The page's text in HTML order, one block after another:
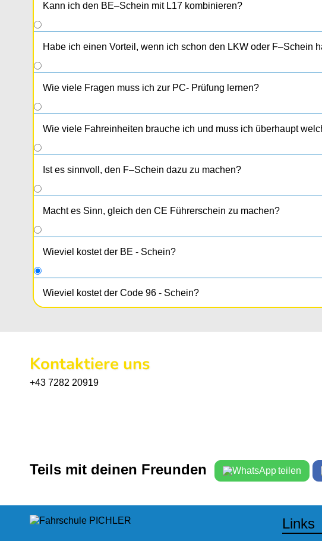
Kann ich den BE–Schein mit L17 kombinieren?
Habe ich einen Vorteil, wenn ich schon den LKW oder F–Schein
Wie viele Fragen muss ich zur PC- Prüfung lernen?
Wie viele Fahreinheiten brauche ich und muss ich überhaupt
Ist es sinnvoll, den F–Schein dazu zu machen?
Macht es Sinn, gleich den CE Führerschein zu machen?
Wieviel kostet der BE - Schein?
Wieviel kostet der Code 96 - Schein?
Kontaktiere uns
+43 7282 20919
Teils mit deinen Freunden teilen
Links